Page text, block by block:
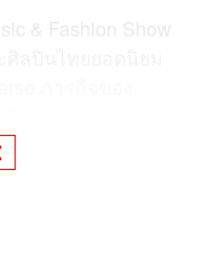
& Fashion Show